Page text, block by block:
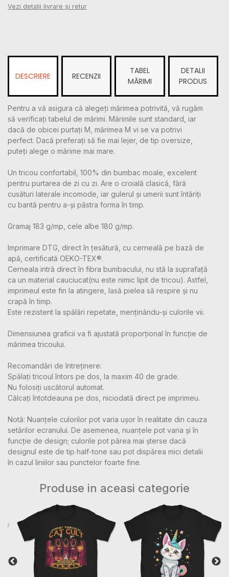
Vezi detalii livrare și retur
DESCRIERE RECENZII
TABEL
MĂRIMI
DETALII
PRODUS
Pentru a vă asigura că alegeți mărimea potrivită, vă rugăm
să verificați tabelul de mărimi. Mărimile sunt standard, iar
dacă de obicei purtați M, mărimea M vi se va potrivi
perfect. Dacă preferați să fie mai lejer, de tip oversize,
puteți alege o mărime mai mare.
Un tricou confortabil, 100% din bumbac moale, excelent
pentru purtarea de zi cu zi. Are o croială clasică, fără
cusături laterale incomode, iar gulerul și umerii sunt întăriți
cu bantă pentru a-și păstra forma în timp.
Gramaj 183 g/mp, cele albe 180 g/mp.
Imprimare DTG, direct în țesătură, cu cerneală pe bază de
apă, certificată OEKO-TEX®.
Cerneala intră direct în fibra bumbacului, nu stă la suprafață
ca un material cauciucat(nu este nimic lipit de tricou). Astfel,
imprimeul este fin la atingere, lasă pielea să respire și nu
crapă în timp.
Este rezistent la spălări repetate, menținându-și culorile vii.
Dimensiunea graficii va fi ajustată proporțional în funcție de
mărimea tricoului.
Recomandări de întreținere:
Spălați tricoul întors pe dos, la maxim 40 de grade.
Nu folosiți uscătorul automat.
Călcați întotdeauna pe dos, niciodată direct pe imprimeu.
Notă: Nuanțele culorilor pot varia ușor în realitate din cauza
setărilor ecranului. De asemenea, nuanțele pot varia și în
funcție de design; culorile pot părea mai șterse dacă
designul este de tip half-tone sau pot dispărea mici detalii
în cazul liniilor sau punctelor foarte fine.
Produse in aceasi categorie